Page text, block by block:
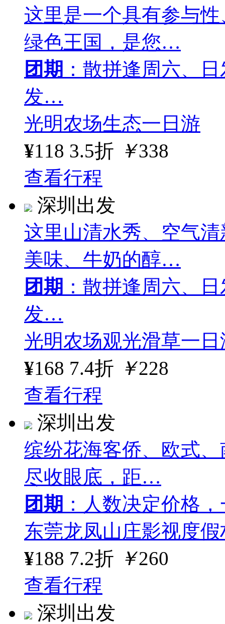
这里是一个具有参与
绿色王国，是您…
团期 ：散拼逢周六、
发…
光明农场生态一日游
¥118 3.5折 ￥338
查看行程
深圳出发
这里山清水秀、空气
美味、牛奶的醇…
团期 ：散拼逢周六、
发…
光明农场观光滑草一日
¥168 7.4折 ￥228
查看行程
深圳出发
缤纷花海客侨、欧式
尽收眼底，距…
团期 ：人数决定价格
东莞龙凤山庄影视度
¥188 7.2折 ￥260
查看行程
深圳出发